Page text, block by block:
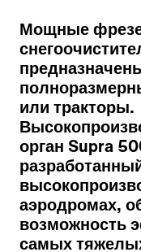
Мощные
или тракторы.
орган Supra
аэродромах,
возможность
самых
Рабочий орган
Рабочий орган
Патрубок